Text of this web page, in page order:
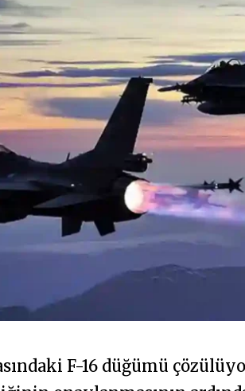
F-16 düğümü